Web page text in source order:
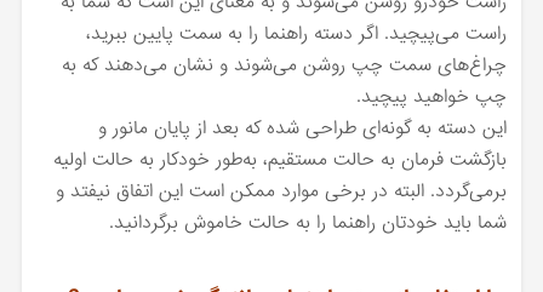
راست می‌پیچید. اگر دسته راهنما را به سمت پایین ببرید،
چراغ‌های سمت چپ روشن می‌شوند و نشان می‌دهند که به
چپ خواهید پیچید.
این دسته به گونه‌ای طراحی شده که بعد از پایان مانور و
بازگشت فرمان به حالت مستقیم، به‌طور خودکار به حالت اولیه
برمی‌گردد. البته در برخی موارد ممکن است این اتفاق نیفتد و
شما باید خودتان راهنما را به حالت خاموش برگردانید.